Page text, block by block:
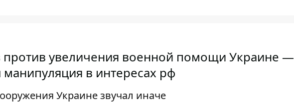
против увеличения военной помощи Украине —
в интересах рф
Украине звучал иначе